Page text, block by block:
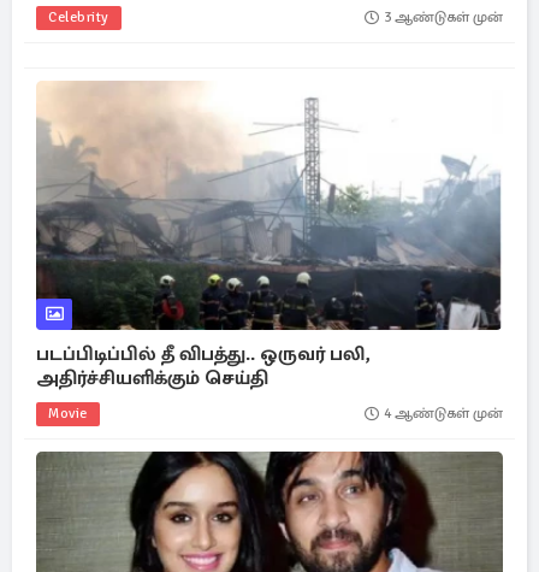
Celebrity 3 ஆண்டுகள் முன்
படப்பிடிப்பில் தீ விபத்து.. ஒருவர் பலி,
அதிர்ச்சியளிக்கும் செய்தி
Movie 4 ஆண்டுகள் முன்